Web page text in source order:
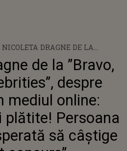
NICOLETA DRAGNE DE LA
”BRAVO, AI STIL! CELEBRITIES”,
DESPRE HATE-UL DIN MEDIUL
ONLINE: ”SUNT CONTURI
PLĂTITE! PERSOANA ASTA ESTE
DISPERATĂ SĂ CÂȘTIGE ACEST
de la ”Bravo,
despre
mediul online:
plătite! Persoana
să câștige